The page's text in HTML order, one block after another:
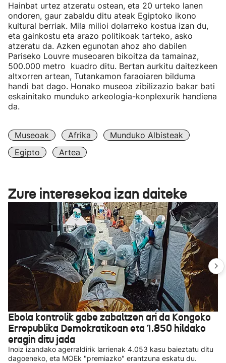
Hainbat urtez atzeratu ostean, eta 20 urteko lanen
ondoren, gaur zabaldu ditu ateak Egiptoko ikono
kultural berriak. Mila milioi dolarreko kostua izan du,
eta gainkostu eta arazo politikoak tarteko, asko
atzeratu da. Azken egunotan ahoz aho dabilen
Pariseko Louvre museoaren bikoitza da tamainaz,
500.000 metro kuadro ditu. Bertan aurkitu daitezkeen
altxorren artean, Tutankamon faraoiaren bilduma
handi bat dago. Honako museoa zibilizazio bakar bati
eskainitako munduko arkeologia-konplexurik handiena
da.
Museoak Afrika
Munduko Albisteak
Egipto
Artea
Zure interesekoa izan daiteke
Ebola kontrolik gabe zabaltzen ari da Kongoko
Errepublika Demokratikoan eta 1.850 hildako
eragin ditu jada
Inoiz izandako agerraldirik larrienak 4.053 kasu baieztatu ditu
dagoeneko, eta MOEk "premiazko" erantzuna eskatu du.